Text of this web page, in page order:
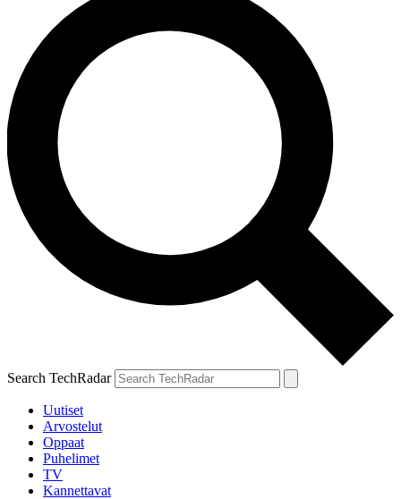
Search TechRadar
Uutiset
Arvostelut
Oppaat
Puhelimet
TV
Kannettavat